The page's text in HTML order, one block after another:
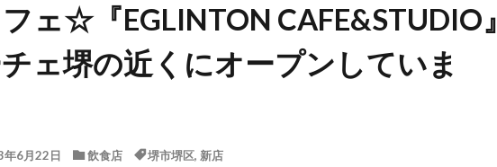
ェ☆『EGLINTON CAFE&STUDIO』
ェ堺の近くにオープンしていま
年6月22日 飲食店 堺市堺区, 新店